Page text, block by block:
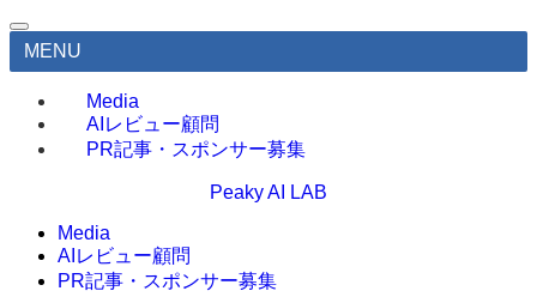
MENU
Media
AIレビュー顧問
PR記事・スポンサー募集
Peaky AI LAB
Media
AIレビュー顧問
PR記事・スポンサー募集